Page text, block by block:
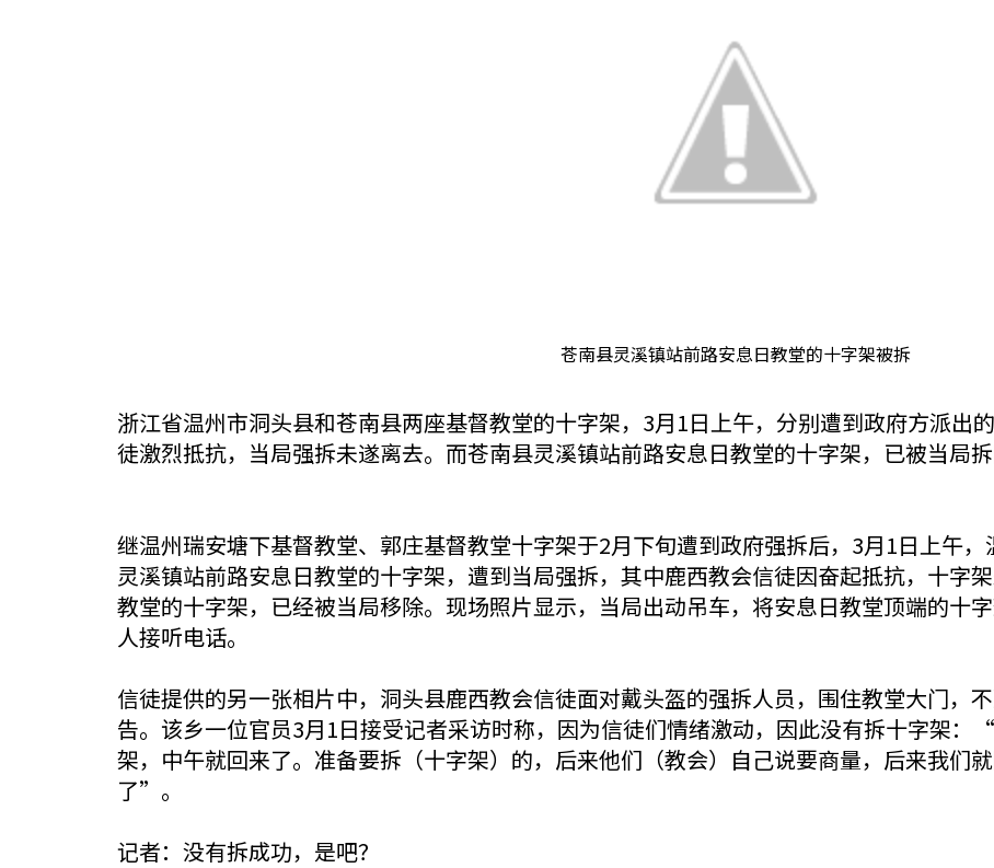
苍南县灵溪镇站前路安息日教堂的十字架被拆
浙江省温州市洞头县和苍南县两座基督教堂的十字架，3月1日上午，分别遭到政府方派出
徒激烈抵抗，当局强拆未遂离去。而苍南县灵溪镇站前路安息日教堂的十字架，已被当局拆
继温州瑞安塘下基督教堂、郭庄基督教堂十字架于2月下旬遭到政府强拆后，3月1日上午
灵溪镇站前路安息日教堂的十字架，遭到当局强拆，其中鹿西教会信徒因奋起抵抗，十字
教堂的十字架，已经被当局移除。现场照片显示，当局出动吊车，将安息日教堂顶端的十
人接听电话。
信徒提供的另一张相片中，洞头县鹿西教会信徒面对戴头盔的强拆人员，围住教堂大门，
告。该乡一位官员3月1日接受记者采访时称，因为信徒们情绪激动，因此没有拆十字架
架，中午就回来了。准备要拆（十字架）的，后来他们（教会）自己说要商量，后来我们
了”。
记者：没有拆成功，是吧？